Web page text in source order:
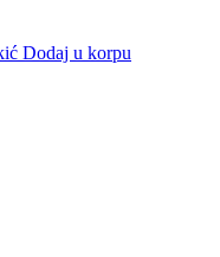
Dodaj u korpu